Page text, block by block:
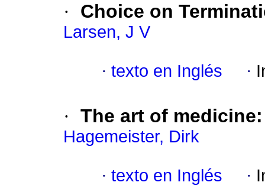
· Choice on
Larsen, J V
· texto en Inglés ·
· The art of medicine
Hagemeister, Dirk
· texto en Inglés ·